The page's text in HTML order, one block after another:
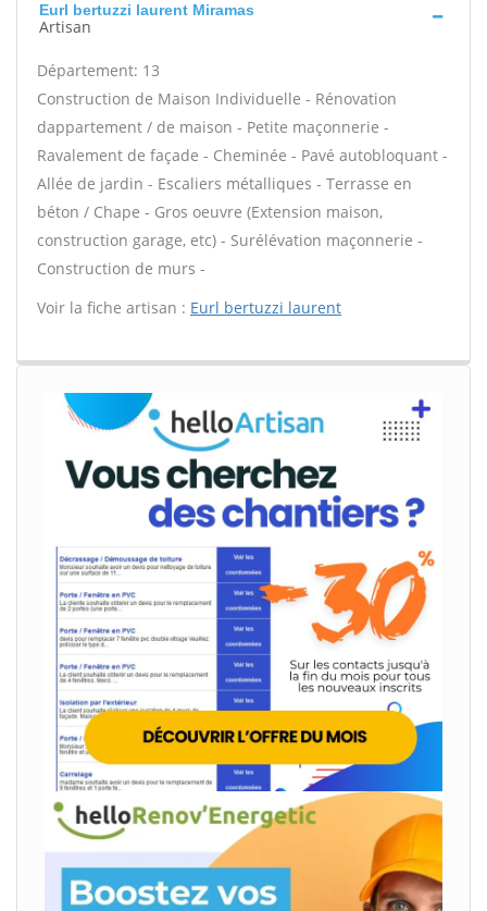
Eurl bertuzzi laurent Miramas
Artisan
Département: 13
Construction de Maison Individuelle - Rénovation
dappartement / de maison - Petite maçonnerie -
Ravalement de façade - Cheminée - Pavé autobloquant -
Allée de jardin - Escaliers métalliques - Terrasse en
béton / Chape - Gros oeuvre (Extension maison,
construction garage, etc) - Surélévation maçonnerie -
Construction de murs -
Voir la fiche artisan : Eurl bertuzzi laurent